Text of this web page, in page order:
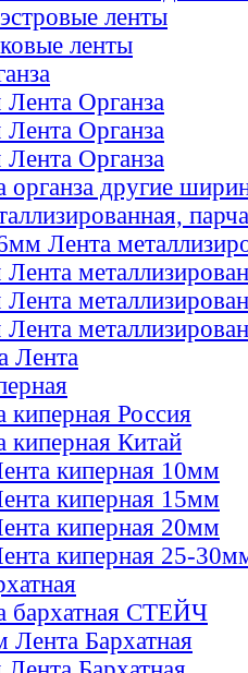
ленты
ленты
Органза
Органза
Органза
органза другие
парча
Лента
Лента
киперная Россия
киперная Китай
киперная 10мм
киперная 15мм
киперная 20мм
киперная 25-
бархатная СТЕЙЧ
Лента Бархатная